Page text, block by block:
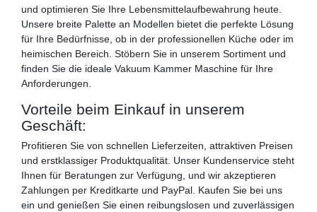
und optimieren Sie Ihre Lebensmittelaufbewahrung heute.
Unsere breite Palette an Modellen bietet die perfekte Lösung
für Ihre Bedürfnisse, ob in der professionellen Küche oder im
heimischen Bereich. Stöbern Sie in unserem Sortiment und
finden Sie die ideale Vakuum Kammer Maschine für Ihre
Anforderungen.
Vorteile beim Einkauf in unserem
Geschäft:
Profitieren Sie von schnellen Lieferzeiten, attraktiven Preisen
und erstklassiger Produktqualität. Unser Kundenservice steht
Ihnen für Beratungen zur Verfügung, und wir akzeptieren
Zahlungen per Kreditkarte und PayPal. Kaufen Sie bei uns
ein und genießen Sie einen reibungslosen und zuverlässigen